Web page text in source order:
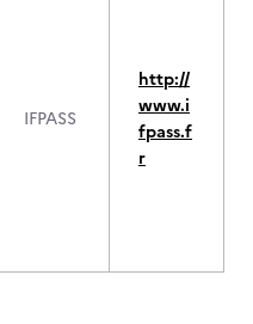
IFPASS
http://
www.i
fpass.f
r